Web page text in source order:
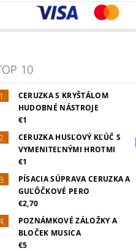
10
CERUZKA S KRYŠTÁLOM
HUDOBNÉ NÁSTROJE
€1
CERUZKA HUSĽOVÝ KĽÚČ S
VYMENITEĽNÝMI HROTMI
€1
PÍSACIA SÚPRAVA CERUZKA A
GUĽÔČKOVÉ PERO
€2,70
POZNÁMKOVÉ ZÁLOŽKY A
BLOČEK MUSICA
€5